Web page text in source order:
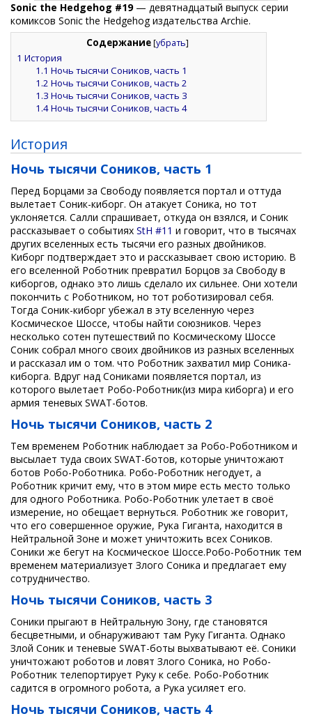
Sonic the Hedgehog #19— девятнадцатый выпуск серии
комиксов Sonic the Hedgehog издательства Archie.
Содержание[убрать]
1 История
1.1 Ночь тысячи Соников, часть 1
1.2 Ночь тысячи Соников, часть 2
1.3 Ночь тысячи Соников, часть 3
1.4Ночь тысячи Соников, часть 4
История
Ночь тысячи Соников, часть 1
Перед Борцами за Свободу появляется портал и оттуда
вылетает Соник-киборг. Он атакует Соника, но тот
уклоняется. Салли спрашивает, откуда он взялся, и Соник
рассказывает о событиях StH #11 и говорит, что в тысячах
других вселенных есть тысячи его разных двойников.
Киборг подтверждает это и рассказывает свою историю. В
его вселенной Роботник превратил Борцов за Свободу в
киборгов, однако это лишь сделало их сильнее. Они хотели
покончить с Роботником, но тот роботизировал себя.
Тогда Соник-киборг убежал в эту вселенную через
Космическое Шоссе, чтобы найти союзников. Через
несколько сотен путешествий по Космическому Шоссе
Соник собрал много своих двойников из разных вселенных
и рассказал им о том. что Роботник захватил мир Соника-
киборга. Вдруг над Сониками появляется портал, из
которого вылетает Робо-Роботник(из мира киборга) и его
армия теневых SWAT-ботов.
Ночь тысячи Соников, часть 2
Тем временем Роботник наблюдает за Робо-Роботником и
высылает туда своих SWAT-ботов, которые уничтожают
ботов Робо-Роботника. Робо-Роботник негодует, а
Роботник кричит ему, что в этом мире есть место только
для одного Роботника. Робо-Роботник улетает в своё
измерение, но обещает вернуться. Роботник же говорит,
что его совершенное оружие, Рука Гиганта, находится в
Нейтральной Зоне и может уничтожить всех Соников.
Соники же бегут на Космическое Шоссе.Робо-Роботник тем
временем материализует Злого Соника и предлагает ему
сотрудничество.
Ночь тысячи Соников, часть 3
Соники прыгают в Нейтральную Зону, где становятся
бесцветными, и обнаруживают там Руку Гиганта. Однако
Злой Соник и теневые SWAT-боты выхватывают её. Соники
уничтожают роботов и ловят Злого Соника, но Робо-
Роботник телепортирует Руку к себе. Робо-Роботник
садится в огромного робота, а Рука усиляет его.
Ночь тысячи Соников, часть 4